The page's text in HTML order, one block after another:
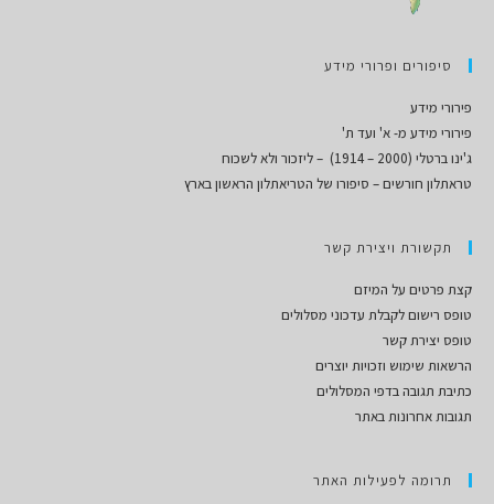
סיפורים ופרורי מידע
פירורי מידע
פירורי מידע מ- א' ועד ת'
ג'ינו ברטלי (2000 – 1914) – ליזכור ולא לשכוח
טראתלון חורשים – סיפורו של הטריאתלון הראשון בארץ
תקשורת ויצירת קשר
קצת פרטים על המיזם
טופס רישום לקבלת עדכוני מסלולים
טופס יצירת קשר
הרשאות שימוש וזכויות יוצרים
כתיבת תגובה בדפי המסלולים
תגובות אחרונות באתר
תרומה לפעילות האתר